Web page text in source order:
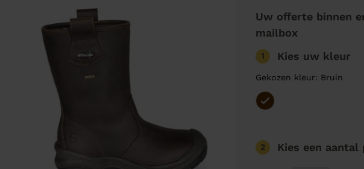
Uw offerte binnen
mailbox
1 Kies uw kleur
Gekozen kleur: Bruin
2 Kies een aantal